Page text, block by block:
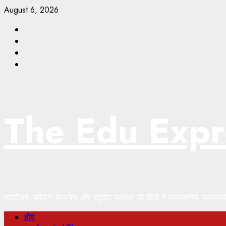
August 6, 2026
होम